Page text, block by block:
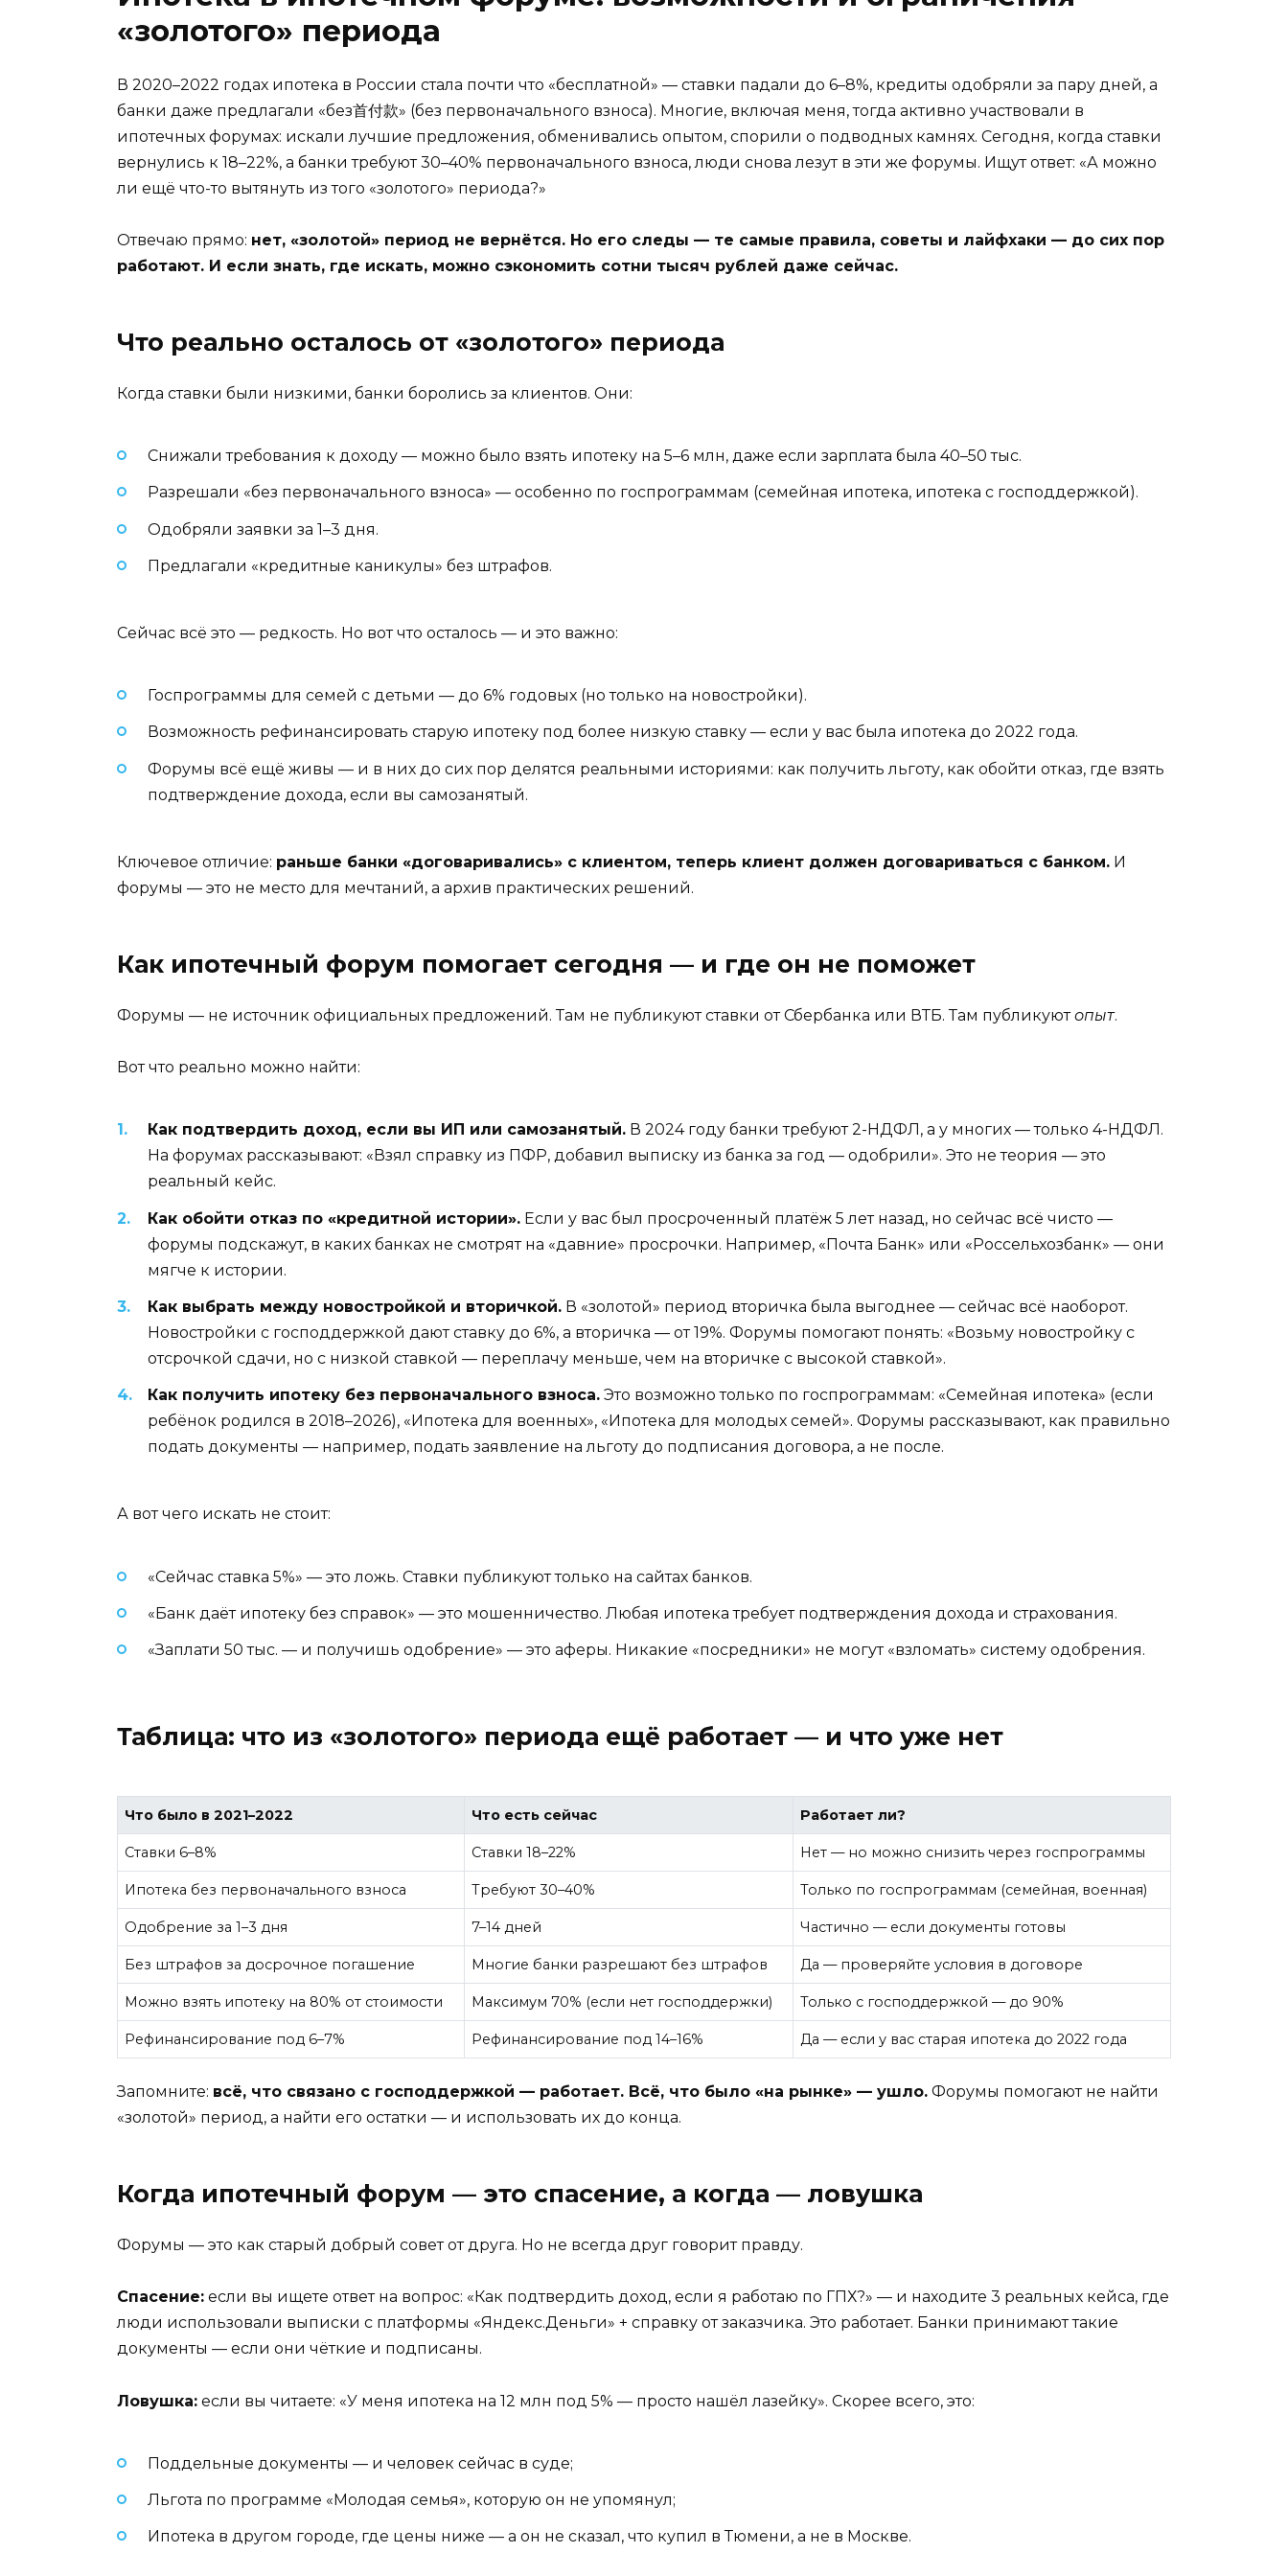
«золотого» периода
В 2020–2022 годах ипотека в России стала почти что «бесплатной» — ставки падали до 6–8%, кредиты одобряли за пару дней, а
банки даже предлагали «без首付款» (без первоначального взноса). Многие, включая меня, тогда активно участвовали в
ипотечных форумах: искали лучшие предложения, обменивались опытом, спорили о подводных камнях. Сегодня, когда ставки
вернулись к 18–22%, а банки требуют 30–40% первоначального взноса, люди снова лезут в эти же форумы. Ищут ответ: «А можно
ли ещё что-то вытянуть из того «золотого» периода?»
Отвечаю прямо: нет, «золотой» период не вернётся. Но его следы — те самые правила, советы и лайфхаки — до сих пор
работают. И если знать, где искать, можно сэкономить сотни тысяч рублей даже сейчас.
Что реально осталось от «золотого» периода
Когда ставки были низкими, банки боролись за клиентов. Они:
Снижали требования к доходу — можно было взять ипотеку на 5–6 млн, даже если зарплата была 40–50 тыс.
Разрешали «без первоначального взноса» — особенно по госпрограммам (семейная ипотека, ипотека с господдержкой).
Одобряли заявки за 1–3 дня.
Предлагали «кредитные каникулы» без штрафов.
Сейчас всё это — редкость. Но вот что осталось — и это важно:
Госпрограммы для семей с детьми — до 6% годовых (но только на новостройки).
Возможность рефинансировать старую ипотеку под более низкую ставку — если у вас была ипотека до 2022 года.
Форумы всё ещё живы — и в них до сих пор делятся реальными историями: как получить льготу, как обойти отказ, где взять
подтверждение дохода, если вы самозанятый.
Ключевое отличие: раньше банки «договаривались» с клиентом, теперь клиент должен договариваться с банком. И
форумы — это не место для мечтаний, а архив практических решений.
Как ипотечный форум помогает сегодня — и где он не поможет
Форумы — не источник официальных предложений. Там не публикуют ставки от Сбербанка или ВТБ. Там публикуютопыт.
Вот что реально можно найти:
Как подтвердить доход, если вы ИП или самозанятый. В 2024 году банки требуют 2-НДФЛ, а у многих — только 4-НДФЛ.
На форумах рассказывают: «Взял справку из ПФР, добавил выписку из банка за год — одобрили». Это не теория — это
реальный кейс.
Как обойти отказ по «кредитной истории». Если у вас был просроченный платёж 5 лет назад, но сейчас всё чисто —
форумы подскажут, в каких банках не смотрят на «давние» просрочки. Например, «Почта Банк» или «Россельхозбанк» — они
мягче к истории.
Как выбрать между новостройкой и вторичкой. В «золотой» период вторичка была выгоднее — сейчас всё наоборот.
Новостройки с господдержкой дают ставку до 6%, а вторичка — от 19%. Форумы помогают понять: «Возьму новостройку с
отсрочкой сдачи, но с низкой ставкой — переплачу меньше, чем на вторичке с высокой ставкой».
Как получить ипотеку без первоначального взноса. Это возможно только по госпрограммам: «Семейная ипотека» (если
ребёнок родился в 2018–2026), «Ипотека для военных», «Ипотека для молодых семей». Форумы рассказывают, как правильно
подать документы — например, подать заявление на льготу до подписания договора, а не после.
А вот чего искать не стоит:
«Сейчас ставка 5%» — это ложь. Ставки публикуют только на сайтах банков.
«Банк даёт ипотеку без справок» — это мошенничество. Любая ипотека требует подтверждения дохода и страхования.
«Заплати 50 тыс. — и получишь одобрение» — это аферы. Никакие «посредники» не могут «взломать» систему одобрения.
Таблица: что из «золотого» периода ещё работает — и что уже нет
Что было в 2021–2022 Что есть сейчас Работает ли?
Ставки 6–8% Ставки 18–22% Нет — но можно снизить через госпрограммы
Ипотека без первоначального взноса Требуют 30–40% Только по госпрограммам (семейная, военная)
Одобрение за 1–3 дня 7–14 дней Частично — если документы готовы
Без штрафов за досрочное погашение Многие банки разрешают без штрафов Да — проверяйте условия в договоре
Можно взять ипотеку на 80% от стоимости Максимум 70% (если нет господдержки) Только с господдержкой — до 90%
Рефинансирование под 6–7% Рефинансирование под 14–16% Да — если у вас старая ипотека до 2022 года
Запомните: всё, что связано с господдержкой — работает. Всё, что было «на рынке» — ушло. Форумы помогают не найти
«золотой» период, а найти его остатки — и использовать их до конца.
Когда ипотечный форум — это спасение, а когда — ловушка
Форумы — это как старый добрый совет от друга. Но не всегда друг говорит правду.
Спасение: если вы ищете ответ на вопрос: «Как подтвердить доход, если я работаю по ГПХ?» — и находите 3 реальных кейса, где
люди использовали выписки с платформы «Яндекс.Деньги» + справку от заказчика. Это работает. Банки принимают такие
документы — если они чёткие и подписаны.
Ловушка: если вы читаете: «У меня ипотека на 12 млн под 5% — просто нашёл лазейку». Скорее всего, это:
Поддельные документы — и человек сейчас в суде;
Льгота по программе «Молодая семья», которую он не упомянул;
Ипотека в другом городе, где цены ниже — а он не сказал, что купил в Тюмени, а не в Москве.